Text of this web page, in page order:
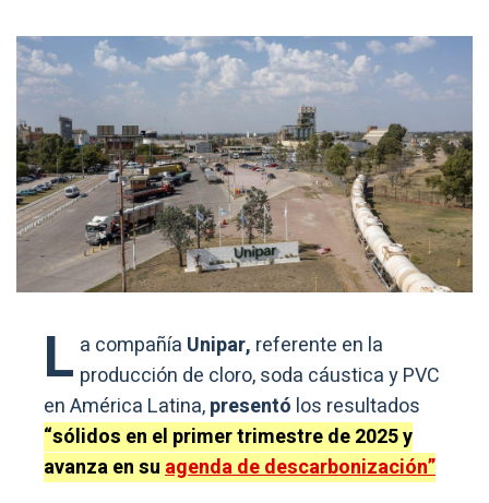
L a compañía Unipar, referente en la
producción de cloro, soda cáustica y PVC
en América Latina,presentó los resultados
“sólidos en el primer trimestre de 2025 y
avanza en suagenda de descarbonización”